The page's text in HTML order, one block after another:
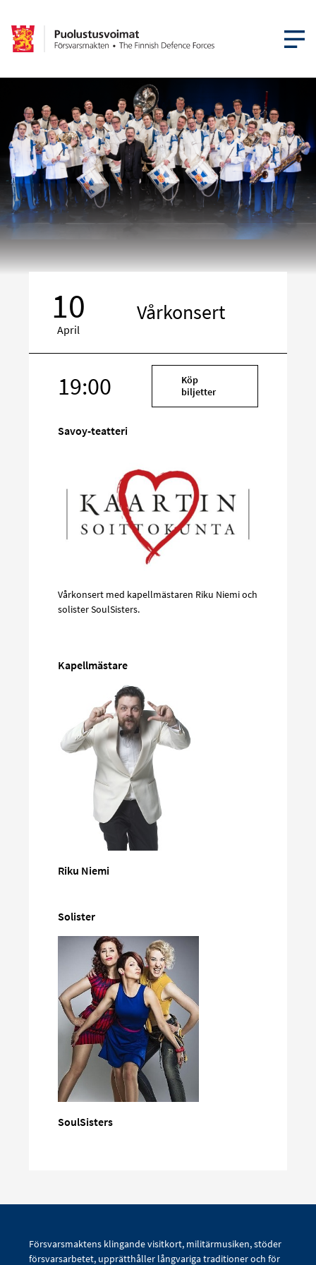
ÖPPNA
10
April
Vårkonsert
19:00
sociala
Köp
biljetter
Savoy-teatteri
Vårkonsert med kapellmästaren Riku Niemi och
solister SoulSisters.
Kapellmästare
Riku Niemi
Solister
SoulSisters
Försvarsmaktens klingande visitkort, militärmusiken, stöder
försvarsarbetet, upprätthåller långvariga traditioner och för